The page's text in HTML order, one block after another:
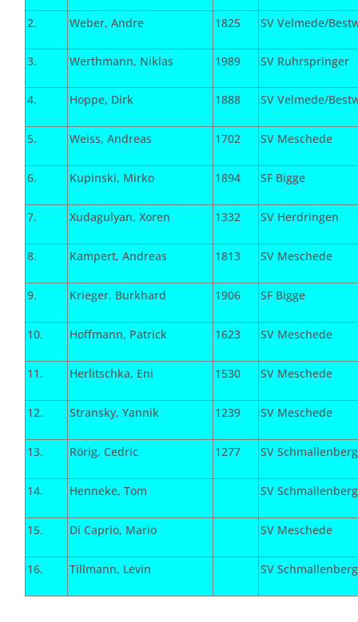
2. Weber, Andre 1825 SV Velmede/
3. Werthmann, Niklas 1989 SV Ruhrspringer
4. Hoppe, Dirk 1888 SV Velmede/
5. Weiss, Andreas 1702 SV Meschede
6. Kupinski, Mirko 1894 SF Bigge
7. Xudagulyan, Xoren 1332 SV Herdringen
8. Kampert, Andreas 1813 SV Meschede
9. Krieger, Burkhard 1906 SF Bigge
10. Hoffmann, Patrick 1623 SV Meschede
11. Herlitschka, Eni 1530 SV Meschede
12. Stransky, Yannik 1239 SV Meschede
13. Rörig, Cedric 1277 SV Schmallenberg
14. Henneke, Tom SV Schmallenberg
15. Di Caprio, Mario SV Meschede
16. Tillmann, Levin SV Schmallenberg